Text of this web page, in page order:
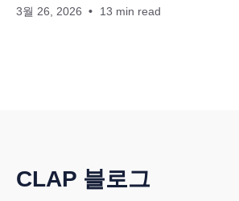
3월 26, 2026 13 min read
CLAP 블로그